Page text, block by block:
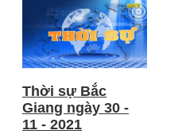
Thời sự Bắc
Giang ngày 30 -
11 - 2021